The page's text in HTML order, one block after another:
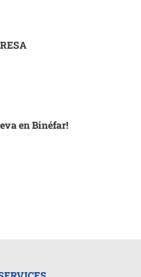
en Binéfar!